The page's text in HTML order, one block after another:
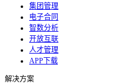
集团管理
电子合同
智数分析
开放互联
人才管理
APP下载
解决方案